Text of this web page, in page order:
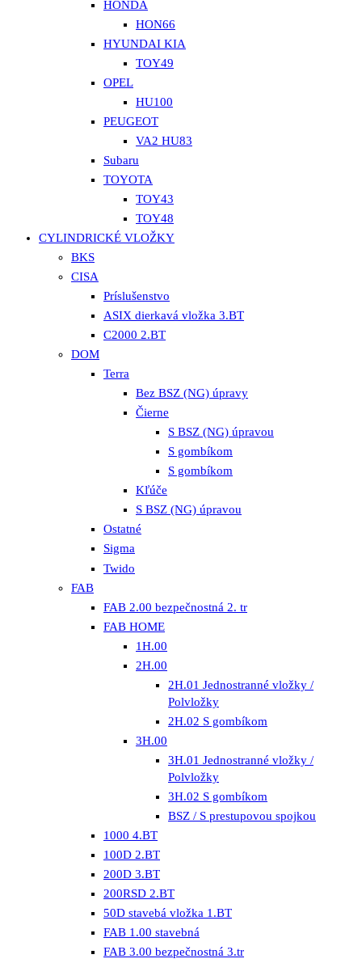
HONDA
HON66
HYUNDAI KIA
TOY49
OPEL
HU100
PEUGEOT
VA2 HU83
Subaru
TOYOTA
TOY43
TOY48
CYLINDRICKÉ VLOŽKY
BKS
CISA
Príslušenstvo
ASIX dierkavá vložka 3.BT
C2000 2.BT
DOM
Terra
Bez BSZ (NG) úpravy
Čierne
S BSZ (NG) úpravou
S gombíkom
S gombíkom
Kľúče
S BSZ (NG) úpravou
Ostatné
Sigma
Twido
FAB
FAB 2.00 bezpečnostná 2. tr
FAB HOME
1H.00
2H.00
2H.01 Jednostranné vložky /
Polvložky
2H.02 S gombíkom
3H.00
3H.01 Jednostranné vložky /
Polvložky
3H.02 S gombíkom
BSZ / S prestupovou spojkou
1000 4.BT
100D 2.BT
200D 3.BT
200RSD 2.BT
50D stavebá vložka 1.BT
FAB 1.00 stavebná
FAB 3.00 bezpečnostná 3.tr